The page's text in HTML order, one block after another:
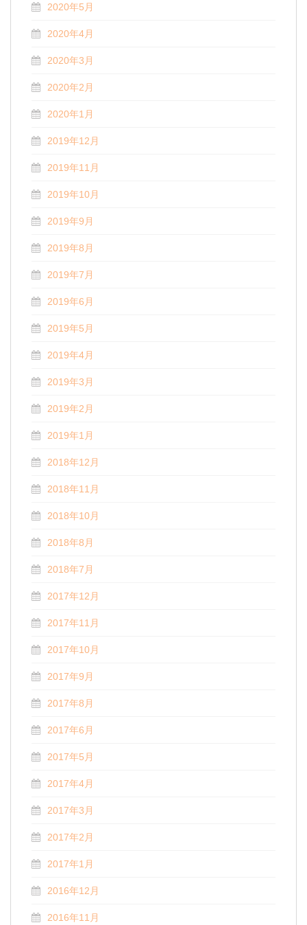
2020年5月
2020年4月
2020年3月
2020年2月
2020年1月
2019年12月
2019年11月
2019年10月
2019年9月
2019年8月
2019年7月
2019年6月
2019年5月
2019年4月
2019年3月
2019年2月
2019年1月
2018年12月
2018年11月
2018年10月
2018年8月
2018年7月
2017年12月
2017年11月
2017年10月
2017年9月
2017年8月
2017年6月
2017年5月
2017年4月
2017年3月
2017年2月
2017年1月
2016年12月
2016年11月